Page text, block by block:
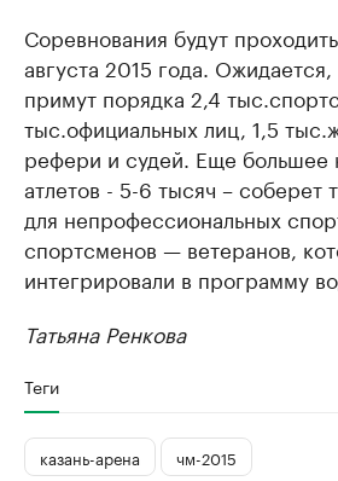
Соревнования будут
августа 2015 года.
примут порядка 2,4
тыс.официальных лиц, 1,5
рефери и судей. Еще большее
атлетов - 5-6 тысяч – соберет
для непрофессиональных
спортсменов — ветеранов,
интегрировали в программу
Татьяна Ренкова
Теги
казань-арена чм-2015